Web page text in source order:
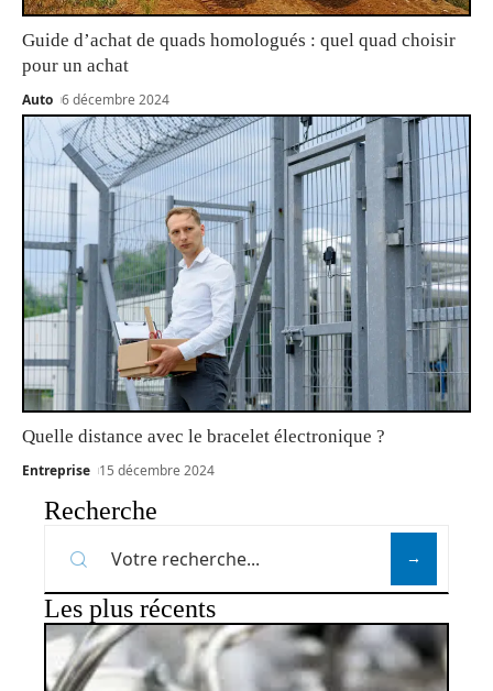
Guide d’achat de quads homologués : quel quad choisir
pour un achat
Auto 6 décembre 2024
Quelle distance avec le bracelet électronique ?
Entreprise 15 décembre 2024
Recherche
Les plus récents